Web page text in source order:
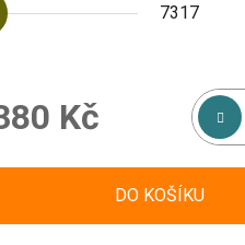
7317
Kč
DO KOŠÍKU